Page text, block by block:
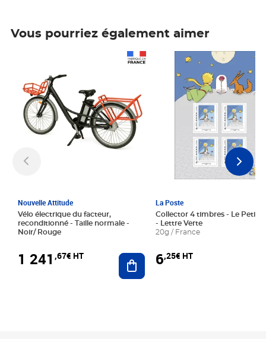
Vous pourriez également aimer
Nouvelle Attitude
Vélo électrique du facteur,
reconditionné - Taille normale -
Noir/ Rouge
1 241 ,67€ HT Ajouter au panier
La Poste
Collector 4 timbres - Le Petit
- Lettre Verte
20g / France
6,25€ HT
Prix 6,25€ HT